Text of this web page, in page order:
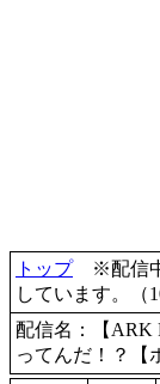
トップ※配信中
しています。（
配信名：【ARK
ってんだ！？【